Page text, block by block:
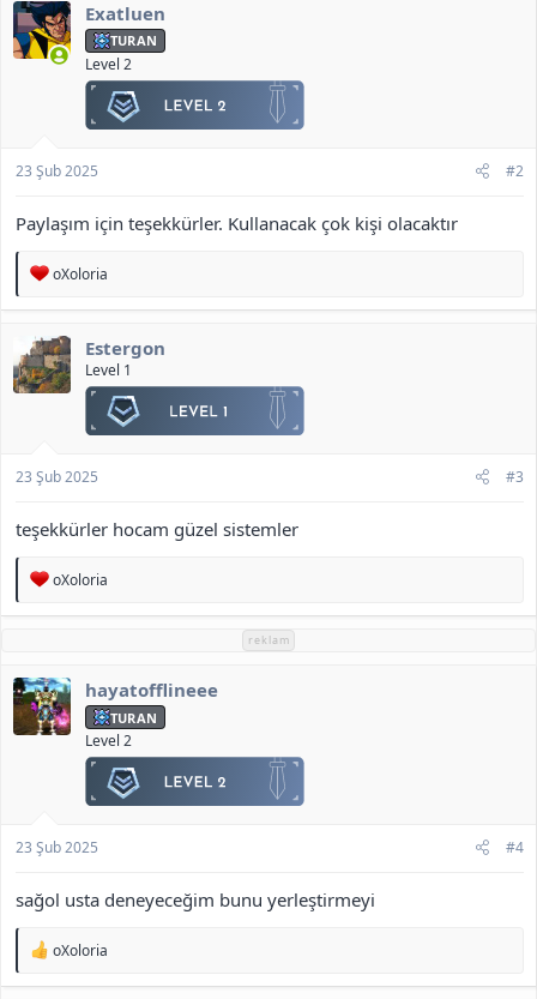
e
r
:
Exatluen
TURAN
Level 2
23 Şub 2025 #2
Paylaşım için teşekkürler. Kullanacak çok kişi olacaktır
T
p
i
l
e
oXoloria
Estergon
Level 1
23 Şub 2025 #3
teşekkürler hocam güzel sistemler
T
p
l
e
r
:
oXoloria
reklam
hayatofflineee
TURAN
Level 2
23 Şub 2025 #4
sağol usta deneyeceğim bunu yerleştirmeyi
T
p
oXoloria